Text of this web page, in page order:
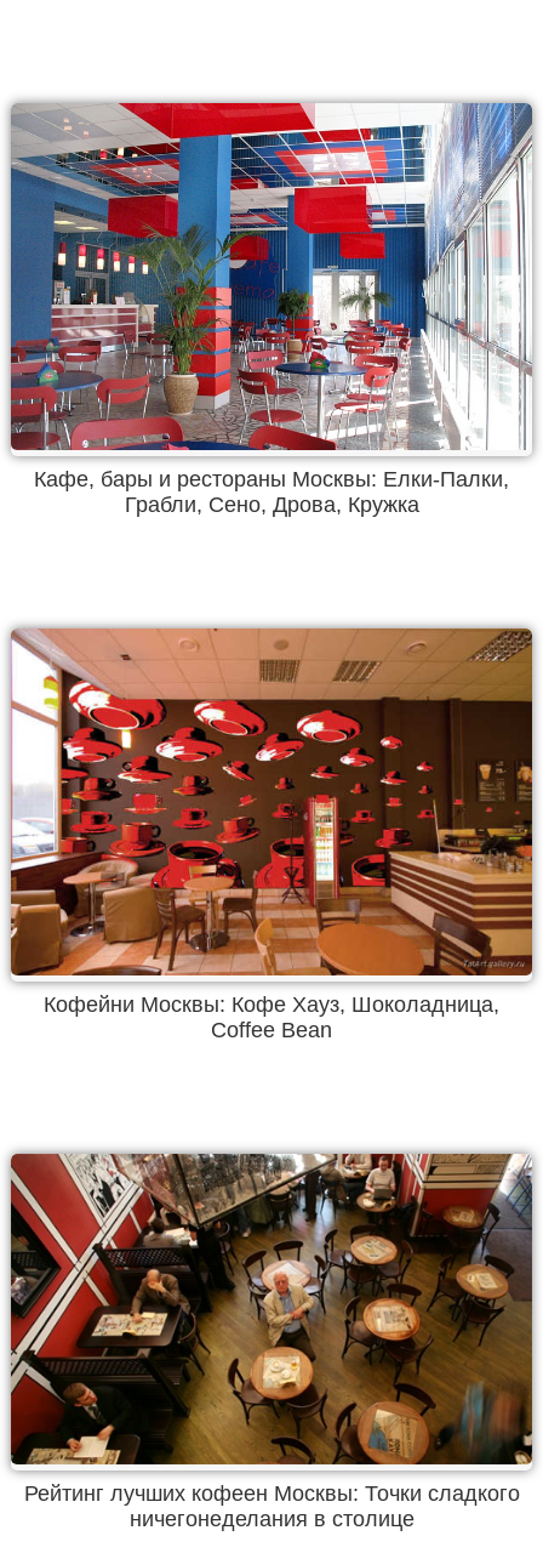
Кафе, бары и рестораны Москвы: Елки-Палки,
Грабли, Сено, Дрова, Кружка
Кофейни Москвы: Кофе Хауз, Шоколадница,
Coffee Bean
Рейтинг лучших кофеен Москвы: Точки сладкого
ничегонеделания в столице